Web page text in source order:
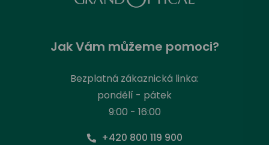
Jak Vám můžeme pomoci?
Bezplatná zákaznická linka:
pondělí - pátek
9:00 - 16:00
+420 800 119 900